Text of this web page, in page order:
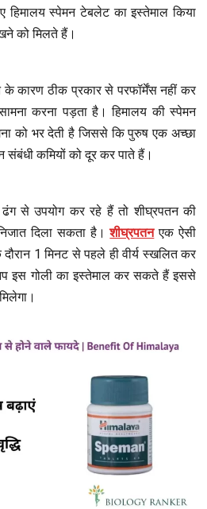
हिमालय स्पेमन टेबलेट का इस्तेमाल किया
को मिलते हैं।
कारण ठीक प्रकार से परफॉर्मेंस नहीं कर
करना पड़ता है। हिमालय की स्पेमन
को भर देती है जिससे कि पुरुष एक अच्छा
संबंधी कमियों को दूर कर पाते हैं।
से उपयोग कर रहे हैं तो शीघ्रपतन की
दिला सकता है।शीघ्रपतनएक ऐसी
1 मिनट से पहले ही वीर्य स्खलित कर
इस गोली का इस्तेमाल कर सकते हैं इससे